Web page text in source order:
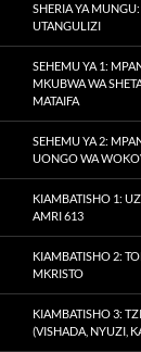
SHERIA YA MUNGU:
UTANGULIZI
SEHEMU YA 1:
MKUBWA WA
MATAIFA
SEHEMU YA 2:
UONGO WA
KIAMBATISHO 1:
AMRI 613
KIAMBATISHO 2:
MKRISTO
KIAMBATISHO 3:
(VISHADA, NYUZI,